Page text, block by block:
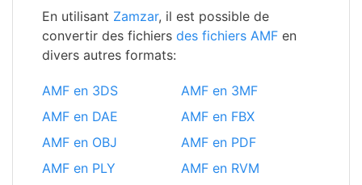
En utilisant Zamzar, il est possible de
convertir des fichiers des fichiers AMF en
divers autres formats:
AMF en 3DS
AMF en 3MF
AMF en DAE
AMF en FBX
AMF en OBJ
AMF en PDF
AMF en PLY
AMF en RVM